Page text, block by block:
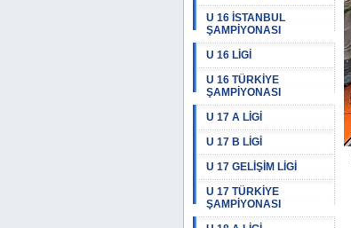
U 16 İSTANBUL
ŞAMPİYONASI
U 16 LİGİ
U 16 TÜRKİYE
ŞAMPİYONASI
U 17 A LİGİ
U 17 B LİGİ
U 17 GELİŞİM LİGİ
U 17 TÜRKİYE
ŞAMPİYONASI